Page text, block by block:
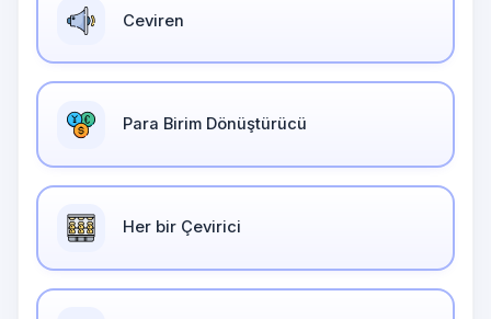
Ceviren
Para Birim Dönüştürücü
Her bir Çevirici